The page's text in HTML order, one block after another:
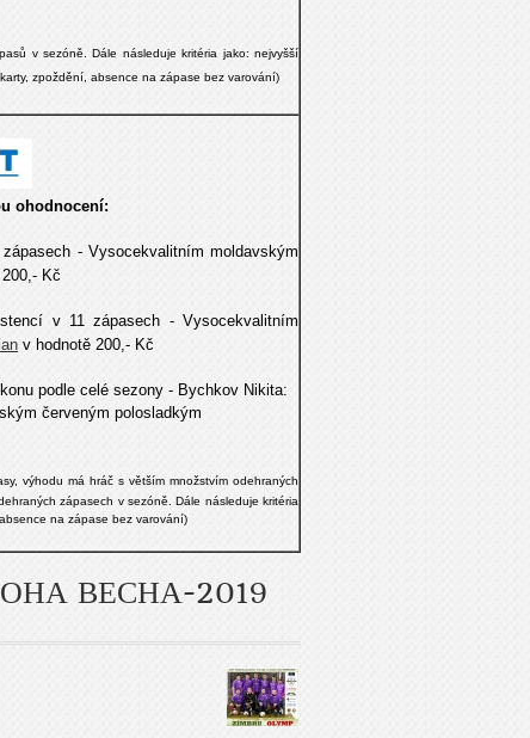
v sezóně. Dále následuje kritéria jako: nejvyšší
zpoždění, absence na zápase bez varování)
ohodnocení:
- Vysocekvalitním moldavským
Kč
v 11 zápasech - Vysocekvalitním
v hodnotě 200,- Kč
podle celé sezony - Bychkov Nikita:
červeným polosladkým
výhodu má hráč s větším množstvím odehraných
zápasech v sezóně. Dále následuje kritéria
na zápase bez varování)
ВЕСНА-2019